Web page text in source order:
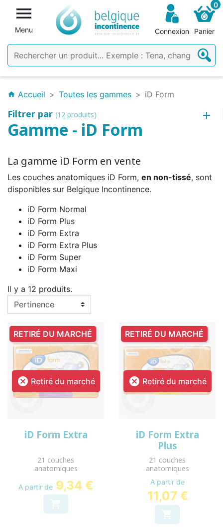

Menu Connexion
0
Panier
home Accueil Toutes les gammes iD Form
Filtrer par (12 produits)
Gamme - iD Form
La gamme iD Form en vente
Les couches anatomiques iD Form, en non-tissé, sont
disponibles sur Belgique Incontinence.
iD Form Normal
iD Form Plus
iD Form Extra
iD Form Extra Plus
iD Form Super
iD Form Maxi
Il y a 12 produits.
 Retiré du marché
iD Form Extra
21 couches
anatomiques
A partir de 9,34 €

RETIRÉ DU MARCHÉ
 Retiré du marché
iD Form Extra
Plus
21 couches
anatomiques
A partir de
11,07 €

RETIRÉ DU MARCHÉ